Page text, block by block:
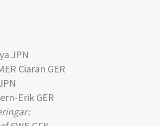
JPN
Ciaran GER
Erik GER